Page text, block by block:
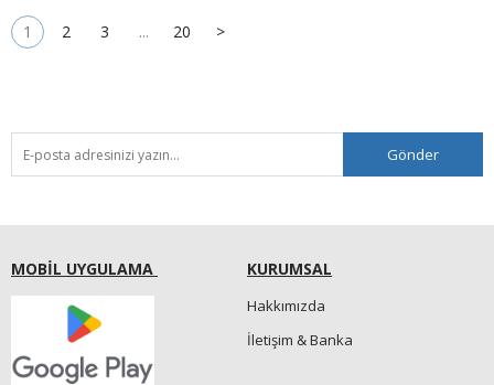
1 2 3 ... 20 >
Gönder
MOBİL UYGULAMA KURUMSAL
Hakkımızda
İletişim & Banka